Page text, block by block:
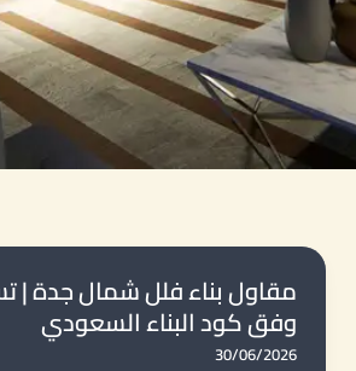
مقاول بناء فلل شمال جدة |
وفق كود البناء السعودي
30/06/2026